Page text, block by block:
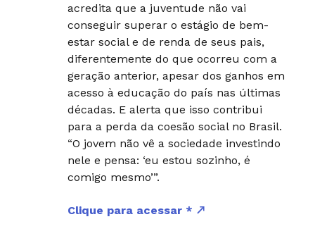
acredita que a juventude não vai
conseguir superar o estágio de bem-
estar social e de renda de seus pais,
diferentemente do que ocorreu com a
geração anterior, apesar dos ganhos em
acesso à educação do país nas últimas
décadas. E alerta que isso contribui
para a perda da coesão social no Brasil.
“O jovem não vê a sociedade investindo
nele e pensa: ‘eu estou sozinho, é
comigo mesmo’”.
Clique para acessar *